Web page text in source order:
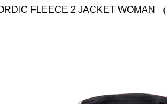
FLEECE 2 JACKET WOMAN （